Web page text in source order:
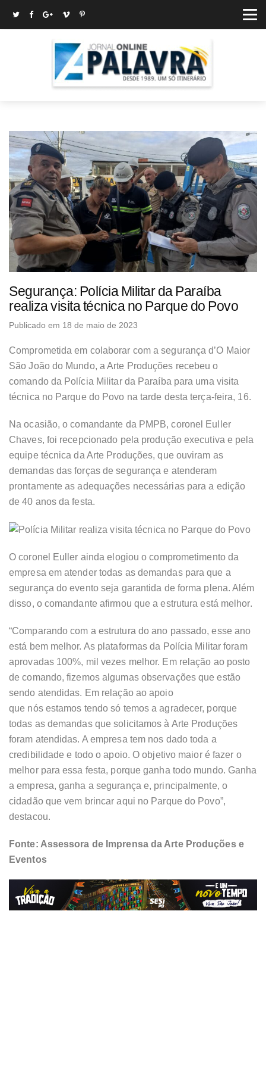
Segurança: Polícia Militar da Paraíba
realiza visita técnica no Parque do Povo
Publicado em 18 de maio de 2023
Comprometida em colaborar com a segurança d’O Maior
São João do Mundo, a Arte Produções recebeu o
comando da Polícia Militar da Paraíba para uma visita
técnica no Parque do Povo na tarde desta terça-feira, 16.
Na ocasião, o comandante da PMPB, coronel Euller
Chaves, foi recepcionado pela produção executiva e pela
equipe técnica da Arte Produções, que ouviram as
demandas das forças de segurança e atenderam
prontamente as adequações necessárias para a edição
de 40 anos da festa.
O coronel Euller ainda elogiou o comprometimento da
empresa em atender todas as demandas para que a
segurança do evento seja garantida de forma plena. Além
disso, o comandante afirmou que a estrutura está melhor.
“Comparando com a estrutura do ano passado, esse ano
está bem melhor. As plataformas da Polícia Militar foram
aprovadas 100%, mil vezes melhor. Em relação ao posto
de comando, fizemos algumas observações que estão
sendo atendidas. Em relação ao apoio
que nós estamos tendo só temos a agradecer, porque
todas as demandas que solicitamos à Arte Produções
foram atendidas. A empresa tem nos dado toda a
credibilidade e todo o apoio. O objetivo maior é fazer o
melhor para essa festa, porque ganha todo mundo. Ganha
a empresa, ganha a segurança e, principalmente, o
cidadão que vem brincar aqui no Parque do Povo”,
destacou.
Fonte: Assessora de Imprensa da Arte Produções e
Eventos